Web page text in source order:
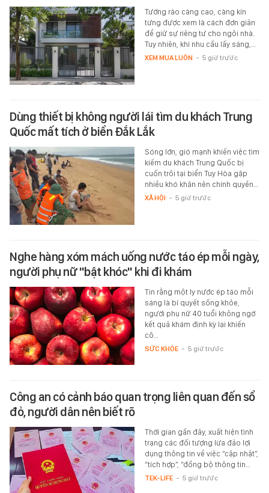
Tường rào càng cao, càng kín
từng được xem là cách đơn giản
để giữ sự riêng tư cho ngôi nhà.
Tuy nhiên, khi nhu cầu lấy sáng,…
XEM MUA LUÔN - 5 giờ trước
Dùng thiết bị không người lái tìm du khách Trung
Quốc mất tích ở biển Đắk Lắk
Sóng lớn, gió mạnh khiến việc tìm
kiếm du khách Trung Quốc bị
cuốn trôi tại biển Tuy Hòa gặp
nhiều khó khăn nên chính quyền…
XÃ HỘI - 5 giờ trước
Nghe hàng xóm mách uống nước táo ép mỗi ngày,
người phụ nữ "bật khóc" khi đi khám
Tin rằng một ly nước ép táo mỗi
sáng là bí quyết sống khỏe,
người phụ nữ 40 tuổi không ngờ
kết quả khám định kỳ lại khiến
cô…
SỨC KHỎE - 5 giờ trước
Công an có cảnh báo quan trọng liên quan đến sổ
đỏ, người dân nên biết rõ
Thời gian gần đây, xuất hiện tình
trạng các đối tượng lừa đảo lợi
dụng thông tin về việc “cập nhật”,
“tích hợp”, “đồng bộ thông tin…
TEK-LIFE - 5 giờ trước